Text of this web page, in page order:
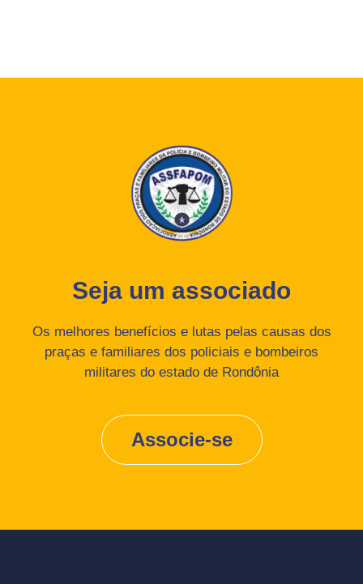
Seja um associado
Os melhores benefícios e lutas pelas causas dos
praças e familiares dos policiais e bombeiros
militares do estado de Rondônia
Associe-se